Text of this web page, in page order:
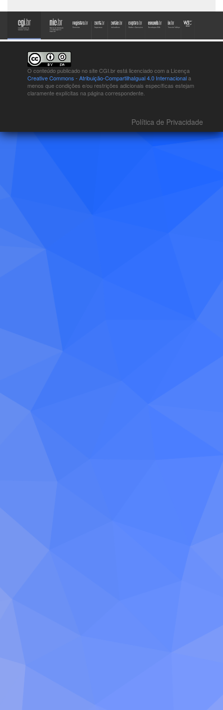
O conteúdo publicado no site CGI.br está licenciado com a Licença
Creative Commons - Atribuição-CompartilhaIgual 4.0 Internacionala
menos que condições e/ou restrições adicionais específicas estejam
claramente explícitas na página correspondente.
Política de Privacidade